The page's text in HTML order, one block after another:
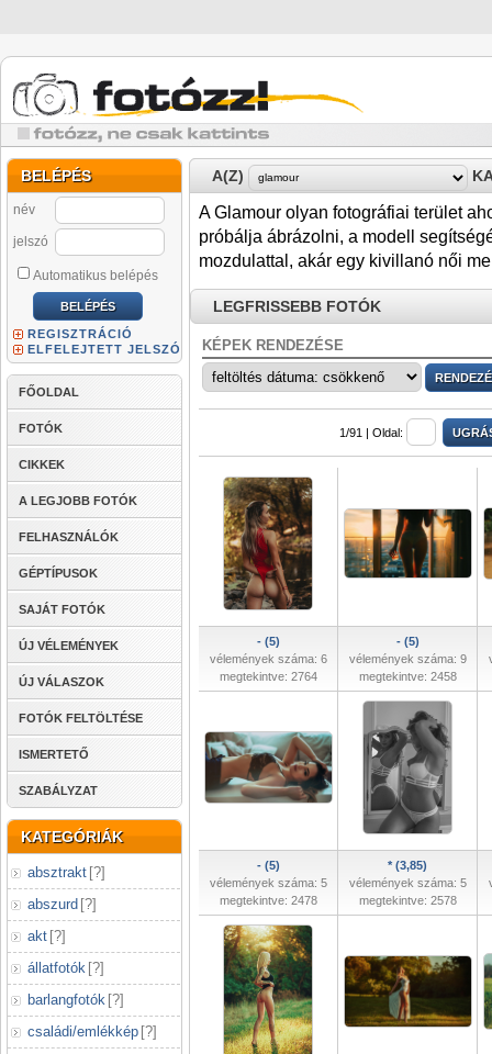
BELÉPÉS
név
jelszó
Automatikus belépés
REGISZTRÁCIÓ
ELFELEJTETT JELSZÓ
FŐOLDAL
FOTÓK
CIKKEK
A LEGJOBB FOTÓK
FELHASZNÁLÓK
GÉPTÍPUSOK
SAJÁT FOTÓK
ÚJ VÉLEMÉNYEK
ÚJ VÁLASZOK
FOTÓK FELTÖLTÉSE
ISMERTETŐ
SZABÁLYZAT
KATEGÓRIÁK
absztrakt [?]
abszurd [?]
akt [?]
állatfotók [?]
barlangfotók [?]
családi/emlékkép [?]
A(Z)
A Glamour olyan fotográfiai terület
próbálja ábrázolni, a modell
mozdulattal, akár egy kivillanó női
LEGFRISSEBB FOTÓK
KÉPEK RENDEZÉSE
1/91 | Oldal:
- (5)
vélemények száma: 6
megtekintve: 2764
- (5)
vélemények száma: 9
megtekintve: 2458
- (5)
vélemények száma: 5
megtekintve: 2478
* (3,85)
vélemények száma: 5
megtekintve: 2578